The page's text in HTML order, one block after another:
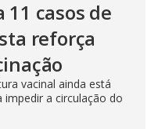
11 casos de
reforça
vacinal ainda está
impedir a circulação do